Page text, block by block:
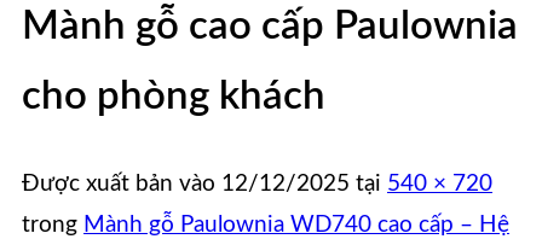
Mành gỗ cao cấp Paulownia
cho phòng khách
Được xuất bản vào 12/12/2025 tại 540 × 720
trong Mành gỗ Paulownia WD740 cao cấp – Hệ